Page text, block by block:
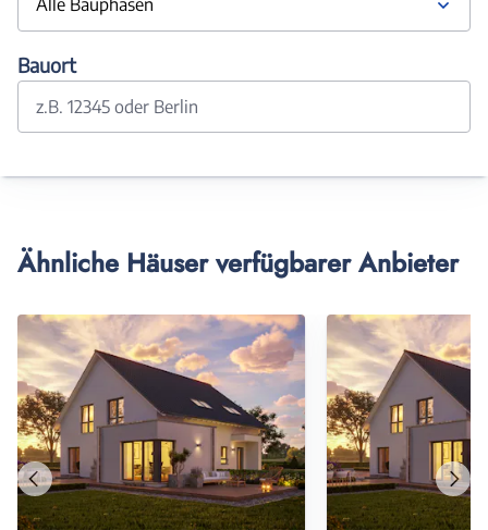
Alle Bauphasen
Bauort
z.B. 12345 oder Berlin
Ähnliche Häuser verfügbarer Anbieter
Vorheriges
Haus
Haus